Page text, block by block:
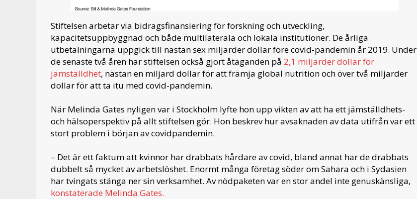
Stiftelsen arbetar via bidragsfinansiering för forskning och utveckling,
kapacitetsuppbyggnad och både multilaterala och lokala institutioner. De årliga
utbetalningarna uppgick till nästan sex miljarder dollar före covid-pandemin år 2019. Under
de senaste två åren har stiftelsen också gjort åtaganden på 2,1 miljarder dollar för
jämställdhet, nästan en miljard dollar för att främja global nutrition och över två miljarder
dollar för att ta itu med covid-pandemin.
När Melinda Gates nyligen var i Stockholm lyfte hon upp vikten av att ha ett jämställdhets-
och hälsoperspektiv på allt stiftelsen gör. Hon beskrev hur avsaknaden av data utifrån var ett
stort problem i början av covidpandemin.
– Det är ett faktum att kvinnor har drabbats hårdare av covid, bland annat har de drabbats
dubbelt så mycket av arbetslöshet. Enormt många företag söder om Sahara och i Sydasien
har tvingats stänga ner sin verksamhet. Av nödpaketen var en stor andel inte genuskänsliga,
konstaterade Melinda Gates.